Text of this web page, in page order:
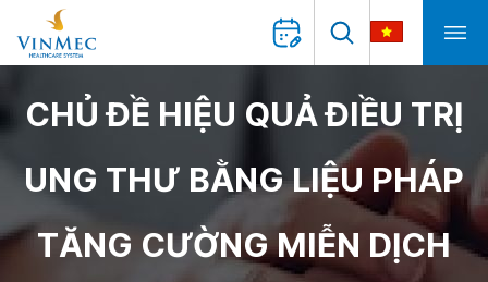
CHỦ ĐỀ HIỆU QUẢ ĐIỀU TRỊ
UNG THƯ BẰNG LIỆU PHÁP
TĂNG CƯỜNG MIỄN DỊCH